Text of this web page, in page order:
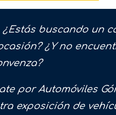
¿Estás buscando un
¿Y no
por Automóviles
exposición de